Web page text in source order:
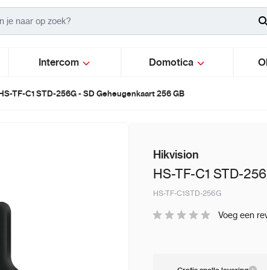
Intercom Domotica
TF-C1 STD-256G - SD Geheugenkaart 256 GB
Hikvision
HS-TF-C1 STD-
HS-TF-C1STD-256G
Voeg een